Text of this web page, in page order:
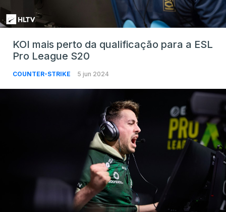
KOI mais perto da qualificação para a ESL
Pro League S20
COUNTER-STRIKE 5 jun 2024